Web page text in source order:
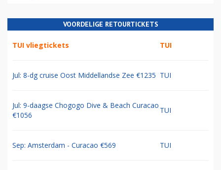
VOORDELIGE RETOURTICKETS
TUI vliegtickets TUI
Jul: 8-dg cruise Oost Middellandse Zee €1235 TUI
Jul: 9-daagse Chogogo Dive & Beach Curacao
€1056
TUI
Sep: Amsterdam - Curacao €569 TUI